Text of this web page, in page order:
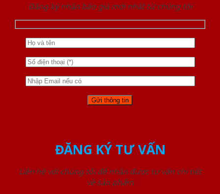
Đăng ký nhận báo giá mới nhất từ chúng tôi
ĐĂNG KÝ TƯ VẤN
Liên hệ với chúng tôi để nhận được tư vấn chi tiết
về sản phẩm